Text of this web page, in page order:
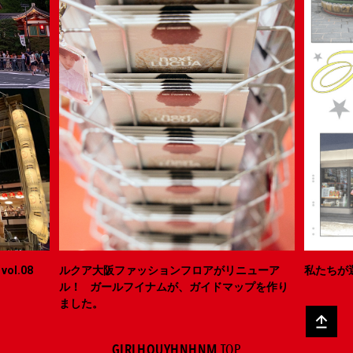
vol.08
ルクア大阪ファッションフロアがリニューア
ル！ ガールフイナムが、ガイドマップを作り
ました。
私たちが